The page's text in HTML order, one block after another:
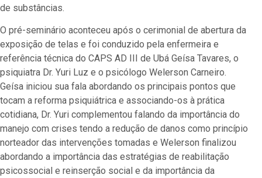
de substâncias.
O pré-seminário aconteceu após o cerimonial de abertura da
exposição de telas e foi conduzido pela enfermeira e
referência técnica do CAPS AD III de Ubá Geísa Tavares, o
psiquiatra Dr. Yuri Luz e o psicólogo Welerson Carneiro.
Geísa iniciou sua fala abordando os principais pontos que
tocam a reforma psiquiátrica e associando-os à prática
cotidiana, Dr. Yuri complementou falando da importância do
manejo com crises tendo a redução de danos como princípio
norteador das intervenções tomadas e Welerson finalizou
abordando a importância das estratégias de reabilitação
psicossocial e reinserção social e da importância da